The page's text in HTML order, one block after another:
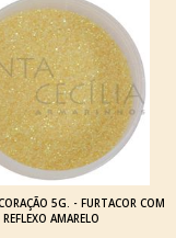
5G. - FURTACOR COM
REFLEXO AMARELO